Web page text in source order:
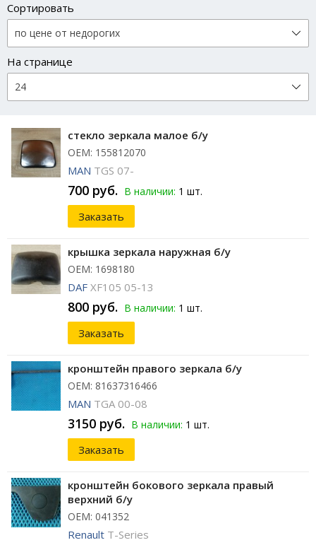
Сортировать
На странице
стекло зеркала малое б/у
ОЕМ: 155812070
MAN TGS 07-
700 руб. В наличии: 1 шт.
Заказать
крышка зеркала наружная б/у
ОЕМ: 1698180
DAF XF105 05-13
800 руб. В наличии: 1 шт.
Заказать
кронштейн правого зеркала б/у
ОЕМ: 81637316466
MAN TGA 00-08
3150 руб. В наличии: 1 шт.
Заказать
кронштейн бокового зеркала правый
верхний б/у
ОЕМ: 041352
Renault T-Series